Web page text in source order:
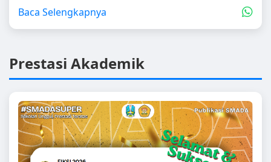
Baca Selengkapnya
Prestasi Akademik